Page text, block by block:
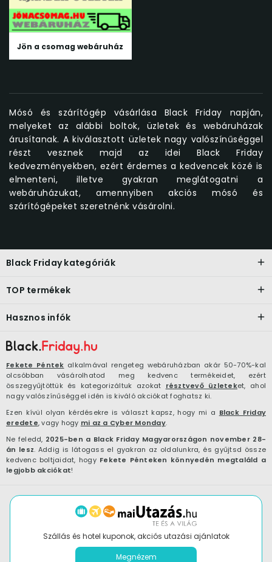
Jön a csomag webáruház
Mósó és szárítógép vásárlása Black Friday napján,
melyeket az alábbi boltok, üzletek és webáruházak
árusítanak. A kiválasztott üzletek nagy valószínűséggel
részt vesznek majd az idei Black Friday
kedvezményekben, ezért érdemes a kedvencek közé is
elmenteni, illetve gyakran meglátogatni a
webáruházukat, amennyiben akciós mósó és
szárítógépeket szeretnénk vásárolni.
Fekete Péntek alkalmával rengeteg webáruházban akár 50-70%-kal
olcsóbban vásárolhatod meg kedvenc termékeidet, ezért
összegyűjtöttük és kategorizáltuk azokat résztvevő üzleteket, ahol
nagy valószínűséggel idén is kiváló akciókat foghatsz ki.
Ezen kívül olyan kérdésekre is választ kapsz, hogy mi a Black Friday
eredete, vagy hogy mi az a Cyber Monday.
Ne feledd, 2025-ben a Black Friday Magyarországon november 28-
án lesz. Addig is látogass el gyakran az oldalunkra, és gyűjtsd össze
kedvenc boltjaidat, hogy Fekete Pénteken könnyedén megtaláld a
legjobb akciókat!
Black Friday kategóriák
TOP termékek
Hasznos infók
Szállás és hotel kuponok, akciós utazási ajánlatok
Megnézem